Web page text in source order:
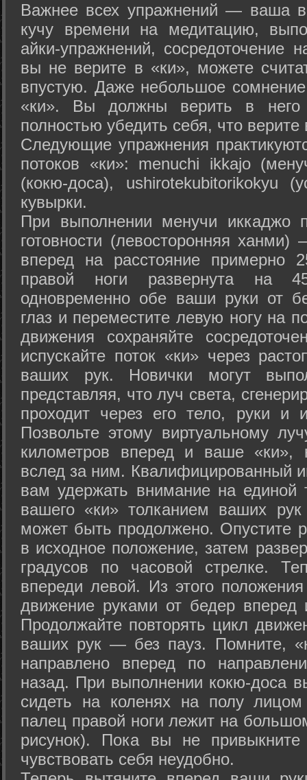
Важнее всех упражнений — ваша
кучу времени на медитацию,
айки-упражнений, сосредоточение
вы не верите в «ки», можете
впустую. Даже небольшое сомнение
«ки». Вы должны верить в
полностью убедить себя, что верите
Следующие упражнения
потоков «ки»: menuchi ikkajo
(кокю-доса), ushiro­tekubitori­kokyu
кувырки.
При выполнении менучи иккаджо
готовности (левосторонняя
вперед на расстояние примерно
правой ноги развернута на
одновременно обе ваши руки от
глаз и переместите левую ногу на
движения сохраняйте
испускайте поток «ки» через
ваших рук. Новички могут
представляя, что луч света,
проходит через его тело, руки и
Позвольте этому виртуальному
километров вперед и ваше «ки»,
вслед за ним. Квалифицированный
вам удержать внимание на единой
вашего «ки» толканием ваших
может быть продолжено. Опустите
в исходное положение, затем
градусов по часовой стрелке.
впереди левой. Из этого
движение руками от бедер вперед
Продолжайте повторять цикл
ваших рук — без пауз. Помните,
направлено вперед по
назад. При выполнении кокю-доса
сидеть на коленях на полу
палец правой ноги лежит на
рисунок). Пока вы не
чувствовать себя неудобно.